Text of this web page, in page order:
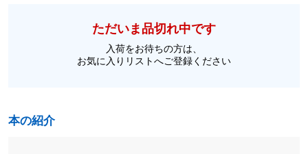
ただいま品切れ中です
入荷をお待ちの方は、
お気に入りリストへご登録ください
本の紹介